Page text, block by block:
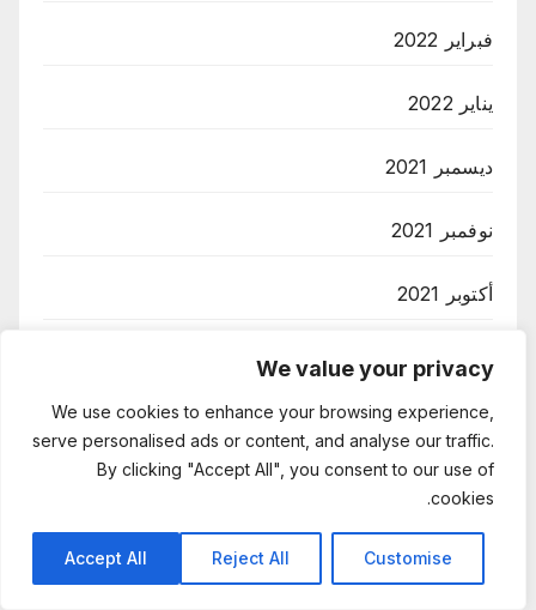
We value your privacy
We use cookies to enhance your browsing experience,
serve personalised ads or content, and analyse our traffic.
By clicking "Accept All", you consent to our use of
cookies.
Customise
Reject All
Accept All
فبراير 2022
يناير 2022
ديسمبر 2021
نوفمبر 2021
أكتوبر 2021
سبتمبر 2021
أغسطس 2021
يوليو 2021
تصنيفات